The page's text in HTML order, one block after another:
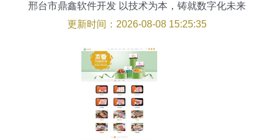
邢台市鼎鑫软件开发 以技术为本，铸就数字化未来
更新时间：2026-08-08 15:25:35